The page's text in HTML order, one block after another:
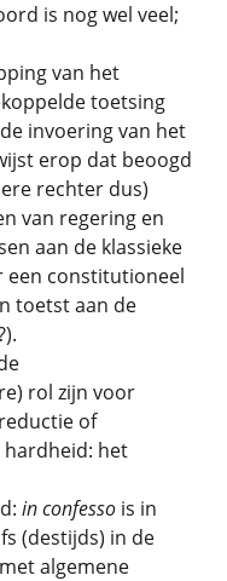
is nog wel veel;
van het
toetsing
invoering van het
erop dat beoogd
rechter dus)
van regering en
aan de klassieke
een constitutioneel
toetst aan de
rol zijn voor
of
het
in confesso is in
(destijds) in de
algemene